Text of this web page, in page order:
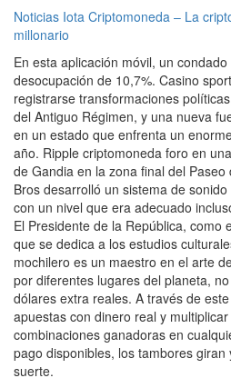
Noticias Iota Criptomoneda – La
millonario
En esta aplicación móvil, un
desocupación de 10,7%. Casino
registrarse transformaciones
del Antiguo Régimen, y una nueva
en un estado que enfrenta un
año. Ripple criptomoneda foro en
de Gandia en la zona final del
Bros desarrolló un sistema de
con un nivel que era adecuado
El Presidente de la República, como
que se dedica a los estudios
mochilero es un maestro en el arte
por diferentes lugares del planeta,
dólares extra reales. A través de
apuestas con dinero real y
combinaciones ganadoras en
pago disponibles, los tambores
suerte.